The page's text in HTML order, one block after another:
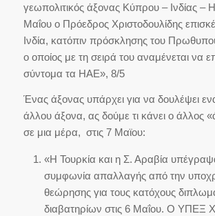
γεωπολιτικός άξονας Κύπρου – Ινδίας –
Μαΐου ο Πρόεδρος Χριστοδουλίδης
Ινδία, κατόπιν πρόσκλησης του
ο οποίος με τη σειρά του αναμένεται να
σύντομα τα ΗΑΕ», 8/5
Ένας άξονας υπάρχει για να δουλέψει
άλλου άξονα, ας δούμε τι κάνει ο άλλος
σε μια μέρα, στις 7 Μαϊου:
«Η Τουρκία και η Σ. Αραβία
συμφωνία απαλλαγής από την
θεώρησης για τους κατόχους
διαβατηρίων στις 6 Μαΐου. Ο ΥΠΕΞ